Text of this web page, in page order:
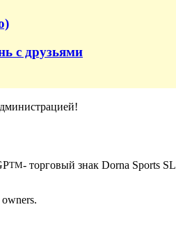
с друзьями
TM- торговый знак Dorna Sports SL